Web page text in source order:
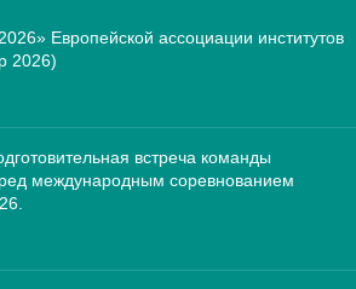
Европейской ассоциации институтов
2026)
встреча команды
международным соревнованием